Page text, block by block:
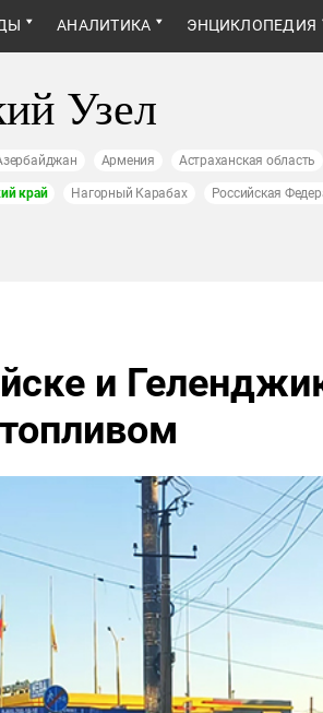
АНАЛИТИКА ЭНЦИКЛОПЕДИЯ
Узел
Армения Астраханская область
край Нагорный Карабах Российская
и